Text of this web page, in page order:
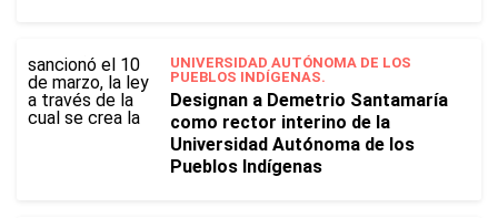
UNIVERSIDAD AUTÓNOMA DE LOS
PUEBLOS INDÍGENAS.
Designan a Demetrio Santamaría
como rector interino de la
Universidad Autónoma de los
Pueblos Indígenas